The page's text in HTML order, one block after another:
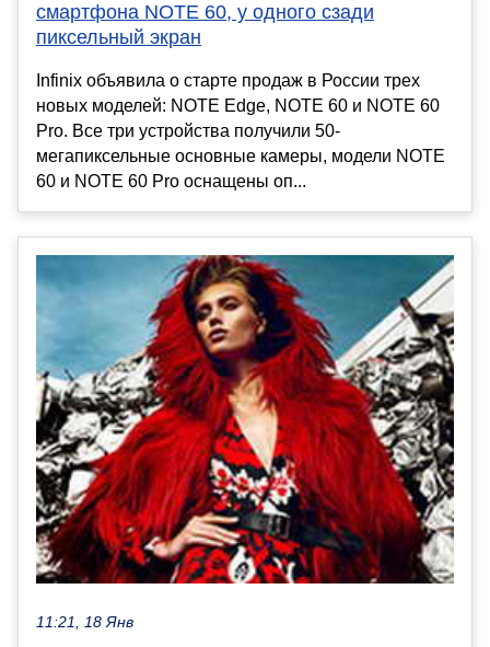
смартфона NOTE 60, у одного сзади
пиксельный экран
Infinix объявила о старте продаж в России трех
новых моделей: NOTE Edge, NOTE 60 и NOTE 60
Pro. Все три устройства получили 50-
мегапиксельные основные камеры, модели NOTE
60 и NOTE 60 Pro оснащены оп...
11:21, 18 Янв